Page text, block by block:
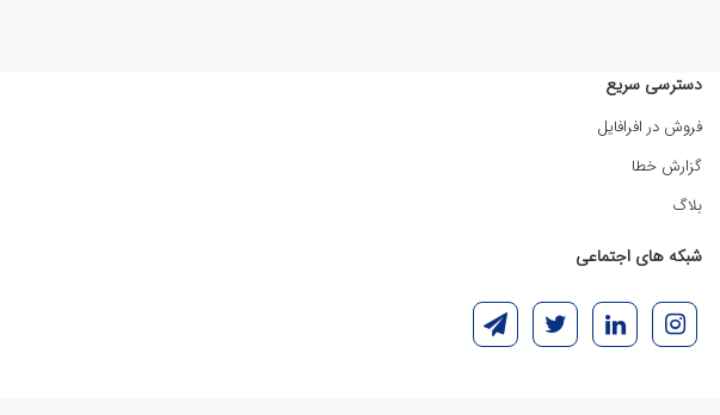
دسترسی سریع
فروش در افرافایل
گزارش خطا
بلاگ
شبکه های اجتماعی